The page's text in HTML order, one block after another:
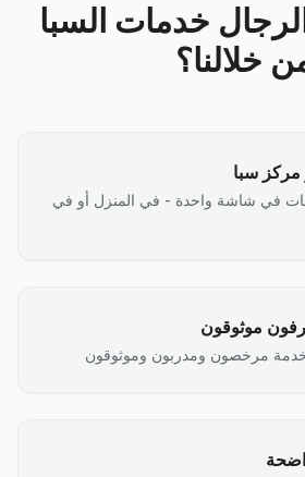
الرجال خدمات السبا
خلالنا؟
مركز سبا
في شاشة واحدة - في المنزل أو في
موثوقون
مرخصون ومدربون وموثوقون